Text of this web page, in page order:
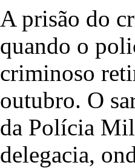
A prisão do
quando o
criminoso
outubro. O
da Polícia
delegacia,